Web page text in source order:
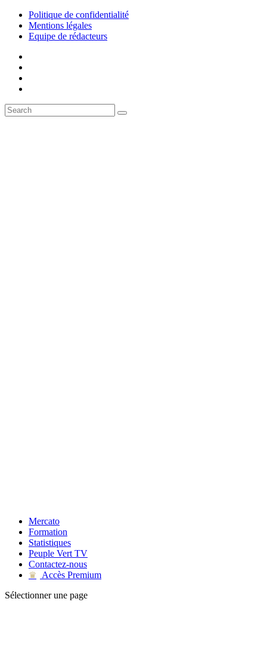
Politique de confidentialité
Mentions légales
Equipe de rédacteurs
Mercato
Formation
Statistiques
Peuple Vert TV
Contactez-nous
♛
Accès Premium
Sélectionner une page